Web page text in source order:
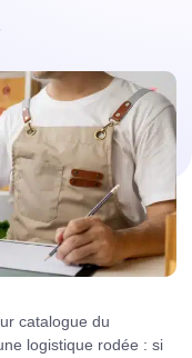
catalogue du
logistique rodée : si